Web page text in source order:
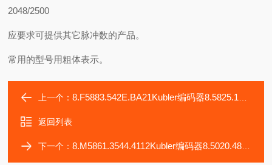
2048/2500
应要求可提供其它脉冲数的产品。
常用的型号用粗体表示。
上一个：8.F5883.542E.BA21Kubler编码器8.5825.1832.20000
返回列表
下一个：8.M5861.3544.4112Kubler编码器8.5020.4811.1024.4025